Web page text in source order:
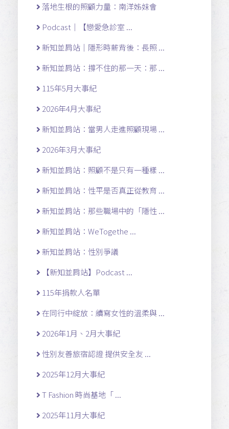
落地生根的照顧力量：南洋姊妹會
Podcast｜【戀愛急診室 ...
新知並肩站｜隱形時薪背後：長照 ...
新知並肩站：撐不住的那一天：那 ...
115年5月大事紀
2026年4月大事紀
新知並肩站：當男人走進照顧現場 ...
2026年3月大事紀
新知並肩站：照顧不是只有一種樣 ...
新知並肩站：性平是否真正從教育 ...
新知並肩站：那些職場中的「隱性 ...
新知並肩站：WeTogethe ...
新知並肩站：性別爭議
【新知並肩站】Podcast ...
115年捐款人名單
在同行中綻放：續寫女性的溫柔與 ...
2026年1月、2月大事紀
性別友善旅宿認證 提供安全友 ...
2025年12月大事紀
T Fashion 時尚基地「 ...
2025年11月大事紀